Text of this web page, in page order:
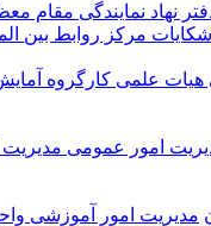
نهاد نمایندگی مقام
مرکز روابط بین
هیات علمی کارگروه
امور عمومی
مدیریت امور آموزشی